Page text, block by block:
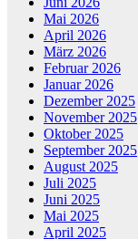
Mai 2026
April 2026
März 2026
Februar 2026
Januar 2026
Dezember 2025
November 2025
Oktober 2025
September 2025
August 2025
Juli 2025
Juni 2025
Mai 2025
April 2025